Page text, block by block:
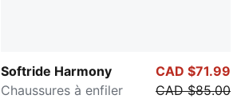
Softride Harmony
Chaussures à enfiler
CAD $71.99
CAD $85.00